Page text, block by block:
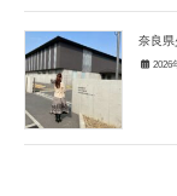
奈良県
2026